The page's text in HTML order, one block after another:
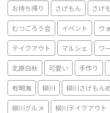
お持ち帰り さげもん さげ
むつごろう会 イベント ウ
テイクアウト マルシェ ワ
北原白秋 可愛い 手作り
有明海 柳川 柳川さげもん
柳川グルメ 柳川テイクアウト